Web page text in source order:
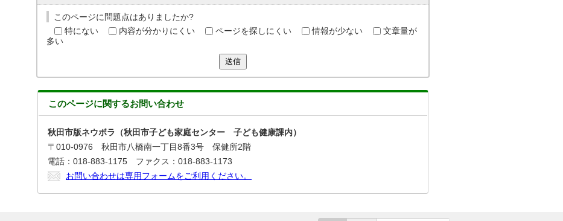
このページに問題点はありましたか?
特にない
内容が分かりにくい ページを探しにくい 情報が少ない
文章量が
多い
送信
このページに関するお問い合わせ
秋田市版ネウボラ（秋田市子ども家庭センター 子ども健康課内）
〒010-0976 秋田市八橋南一丁目8番3号 保健所2階
電話：018-883-1175 ファクス：018-883-1173
お問い合わせは専用フォームをご利用ください。